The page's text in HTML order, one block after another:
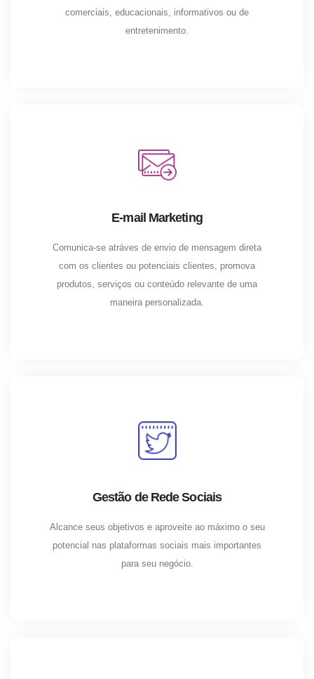
comerciais, educacionais, informativos ou de
entretenimento.
E-mail Marketing
Comunica-se atráves de envio de mensagem direta
com os clientes ou potenciais clientes, promova
produtos, serviços ou conteúdo relevante de uma
maneira personalizada.
Gestão de Rede Sociais
Alcance seus objetivos e aproveite ao máximo o seu
potencial nas plataformas sociais mais importantes
para seu negócio.